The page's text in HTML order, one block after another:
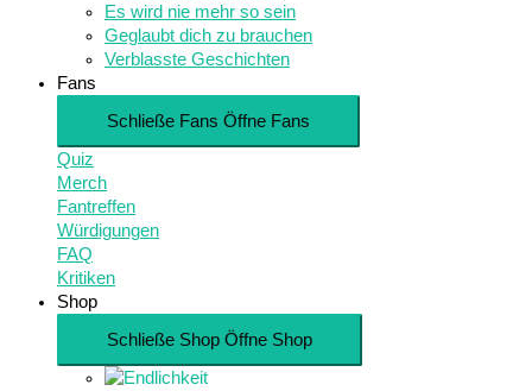
Es wird nie mehr so sein
Geglaubt dich zu brauchen
Verblasste Geschichten
Fans
Schließe Fans Öffne Fans
Quiz
Merch
Fantreffen
Würdigungen
FAQ
Kritiken
Shop
Schließe Shop Öffne Shop